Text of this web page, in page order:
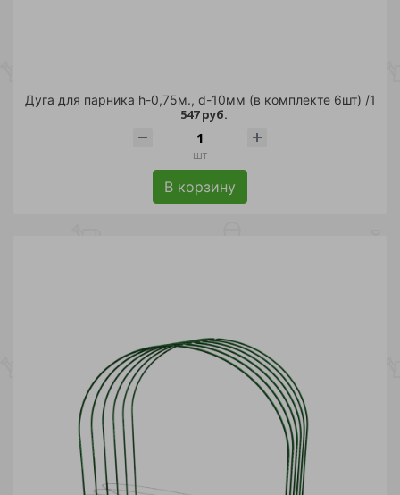
Дуга для парника h-0,75м., d-10мм (в комплекте 6шт) /1
547 руб.
шт
В корзину